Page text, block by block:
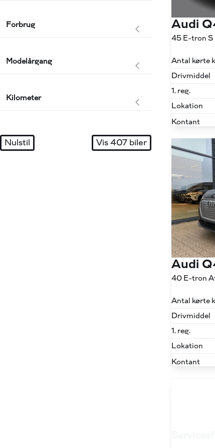
Forbrug
Modelårgang
Kilometer
Nulstil Vis 407 biler
Audi
Antal kørte
Drivmiddel
1. reg.
Lokation
Kontant
Audi
40 E-tron
Antal kørte
Drivmiddel
1. reg.
Lokation
Kontant